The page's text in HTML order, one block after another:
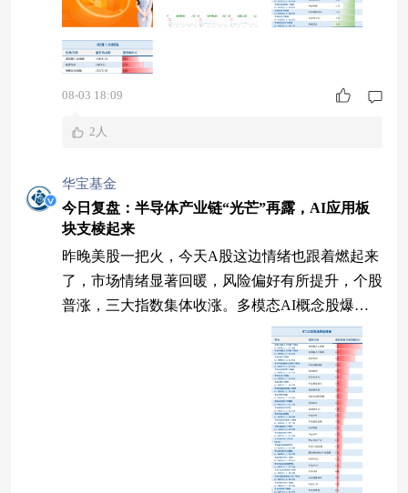
08-03 18:09
2人
华宝基金
今日复盘：半导体产业链“光芒”再露，AI应用板
块支棱起来
昨晚美股一把火，今天A股这边情绪也跟着燃起来
了，市场情绪显著回暖，风险偏好有所提升，个股
普涨，三大指数集体收涨。多模态AI概念股爆
发，机器人、CPO、半导体板块涨幅居前，再接再
厉！ 三大指数集体收涨 7月收官！今天A股反弹，
三大指数全线飘红，集体收涨。个股涨跌比为468
5:727，红方占比近9成。 7月31日大盘指数走势
（数据来源：Wind，2026.07.31） 本周，上证综指